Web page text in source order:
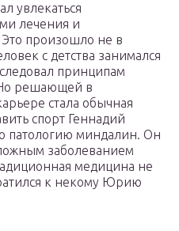
увлекаться
лечения и
произошло не в
с детства занимался
принципам
решающей в
стала обычная
спорт Геннадий
патологию миндалин. Он
заболеванием
медицина не
к некому Юрию